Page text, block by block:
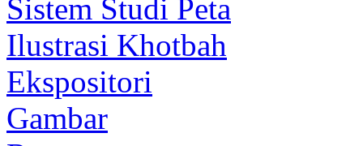
Sistem Studi Peta
Ilustrasi Khotbah
Ekspositori
Gambar